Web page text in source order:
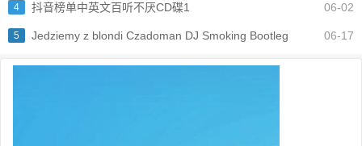
06-02
4 抖音榜单中英文百听不厌CD碟1
06-17
5 Jedziemy z blondi Czadoman DJ Smoking Bootleg